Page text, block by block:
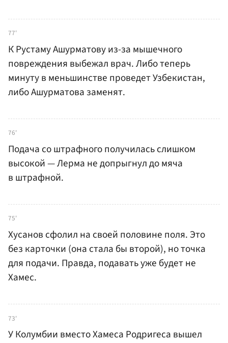
77'
К Рустаму Ашурматову из-за мышечного
повреждения выбежал врач. Либо теперь
минуту в меньшинстве проведет Узбекистан,
либо Ашурматова заменят.
76'
Подача со штрафного получилась слишком
высокой — Лерма не допрыгнул до мяча
в штрафной.
75'
Хусанов сфолил на своей половине поля. Это
без карточки (она стала бы второй), но точка
для подачи. Правда, подавать уже будет не
Хамес.
73'
У Колумбии вместо Хамеса Родригеса вышел